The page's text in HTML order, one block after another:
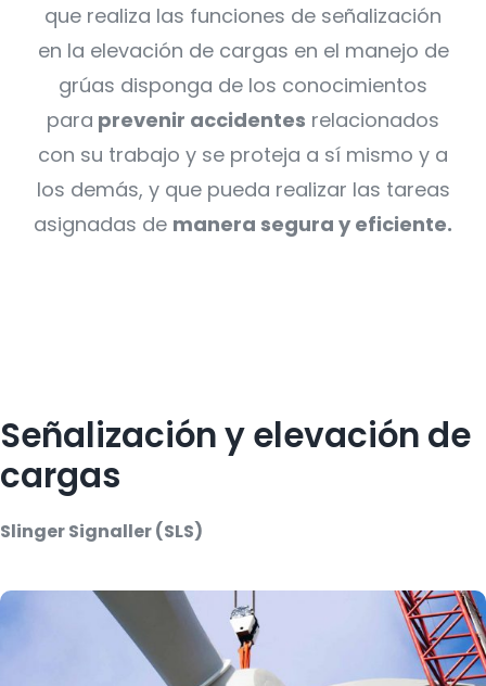
que realiza las funciones de señalización
en la elevación de cargas en el manejo de
grúas disponga de los conocimientos
para prevenir accidentes relacionados
con su trabajo y se proteja a sí mismo y a
los demás, y que pueda realizar las tareas
asignadas de manera segura y eficiente.
Señalización y elevación de
cargas
Slinger Signaller (SLS)